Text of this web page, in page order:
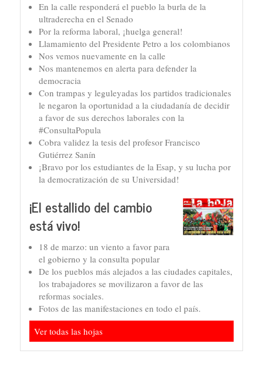
En la calle responderá el pueblo la burla de la
ultraderecha en el Senado
Por la reforma laboral, ¡huelga general!
Llamamiento del Presidente Petro a los colombianos
Nos vemos nuevamente en la calle
Nos mantenemos en alerta para defender la
democracia
Con trampas y leguleyadas los partidos tradicionales
le negaron la oportunidad a la ciudadanía de decidir
a favor de sus derechos laborales con la
#ConsultaPopula
Cobra validez la tesis del profesor Francisco
Gutiérrez Sanín
¡Bravo por los estudiantes de la Esap, y su lucha por
la democratización de su Universidad!
¡El estallido del cambio
está vivo!
18 de marzo: un viento a favor para
el gobierno y la consulta popular
De los pueblos más alejados a las ciudades capitales,
los trabajadores se movilizaron a favor de las
reformas sociales.
Fotos de las manifestaciones en todo el país.
Ver todas las hojas